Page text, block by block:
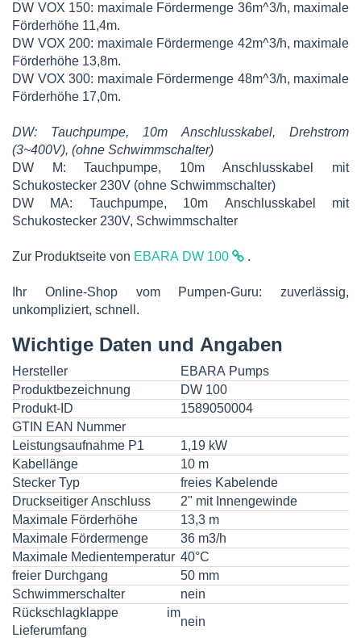
DW VOX 150: maximale Fördermenge 36m^3/h, maximale
Förderhöhe 11,4m.
DW VOX 200: maximale Fördermenge 42m^3/h, maximale
Förderhöhe 13,8m.
DW VOX 300: maximale Fördermenge 48m^3/h, maximale
Förderhöhe 17,0m.
DW: Tauchpumpe, 10m Anschlusskabel, Drehstrom
(3~400V), (ohne Schwimmschalter)
DW M: Tauchpumpe, 10m Anschlusskabel mit
Schukostecker 230V (ohne Schwimmschalter)
DW MA: Tauchpumpe, 10m Anschlusskabel mit
Schukostecker 230V, Schwimmschalter
Zur Produktseite von EBARA DW 100 .
Ihr Online-Shop vom Pumpen-Guru: zuverlässig,
unkompliziert, schnell.
Wichtige Daten und Angaben
Hersteller
EBARA Pumps
Produktbezeichnung
DW 100
Produkt-ID
1589050004
GTIN EAN Nummer
Leistungsaufnahme P1
1,19 kW
Kabellänge
10 m
Stecker Typ
freies Kabelende
Druckseitiger Anschluss
2" mit Innengewinde
Maximale Förderhöhe
13,3 m
Maximale Fördermenge
36 m3/h
Maximale Medientemperatur 40°C
freier Durchgang
50 mm
Schwimmerschalter
nein
Rückschlagklappe im
Lieferumfang
nein